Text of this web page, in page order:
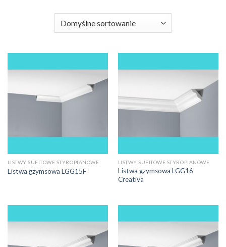
LISTWY SUFITOWE STYROPIANOWE
Listwa gzymsowa LGG15F
LISTWY SUFITOWE STYROPIANOWE
Listwa gzymsowa LGG16
Creativa